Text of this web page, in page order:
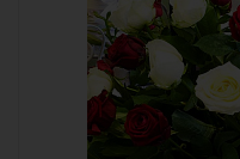
красно-белый
Описание
роза, оазис,